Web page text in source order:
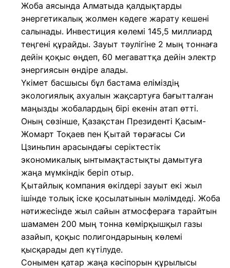
Жоба аясында Алматыда қалдықтарды
энергетикалық жолмен кәдеге жарату кешені
салынады. Инвестиция көлемі 145,5 миллиард
теңгені құрайды. Зауыт тәулігіне 2 мың тоннаға
дейін қоқыс өңдеп, 60 мегаваттқа дейін электр
энергиясын өндіре алады.
Үкімет басшысы бұл бастама еліміздің
экологиялық ахуалын жақсартуға бағытталған
маңызды жобалардың бірі екенін атап өтті.
Оның сөзінше, Қазақстан Президенті Қасым-
Жомарт Тоқаев пен Қытай төрағасы Си
Цзиньпин арасындағы серіктестік
экономикалық ынтымақтастықты дамытуға
жаңа мүмкіндік беріп отыр.
Қытайлық компания өкілдері зауыт екі жыл
ішінде толық іске қосылатынын мәлімдеді. Жоба
нәтижесінде жыл сайын атмосфераға тарайтын
шамамен 200 мың тонна көмірқышқыл газы
азайып, қоқыс полигондарының көлемі
қысқарады деп күтілуде.
Сонымен қатар жаңа кәсіпорын құрылысы